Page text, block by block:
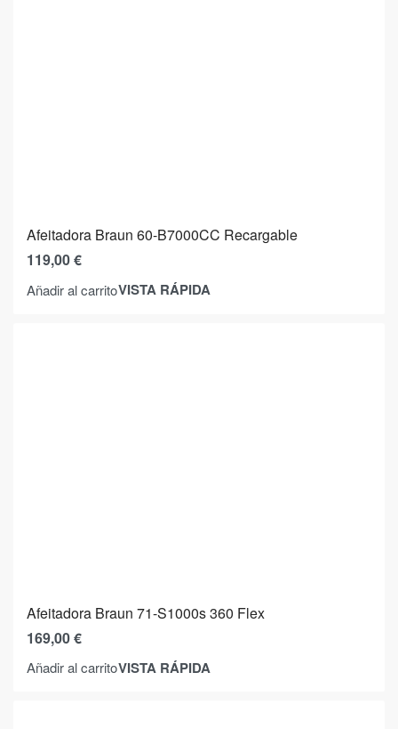
Afeitadora Braun 60-B7000CC Recargable
119,00€
Añadir al carritoVISTA RÁPIDA
Afeitadora Braun 71-S1000s 360 Flex
169,00€
Añadir al carritoVISTA RÁPIDA